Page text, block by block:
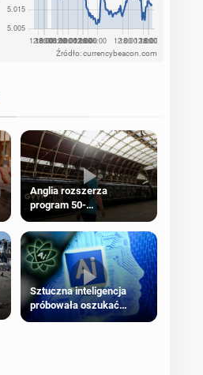
Źródło: currencybeacon.com
Anglia rozszerza
program 50-
procentowych zniżek
kolejowych na 18-latków
Sztuczna inteligencja
próbowała oszukać
człowieka